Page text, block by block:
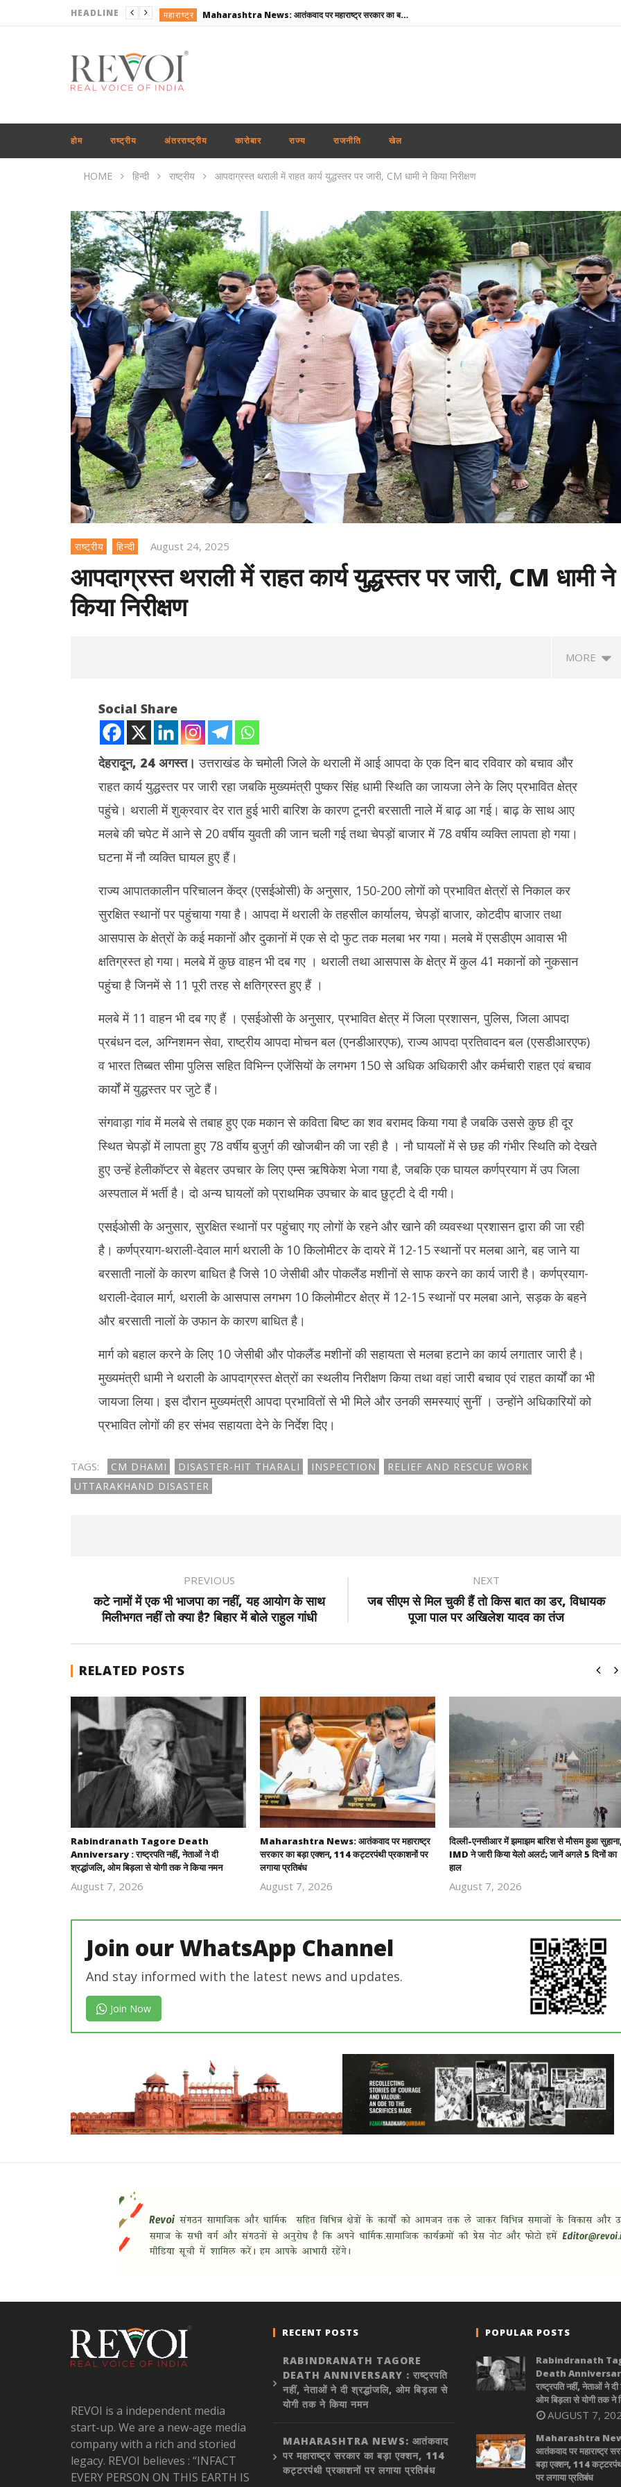
HEADLINE महाराष्ट्र Maharashtra News: आतंकवाद पर महाराष्ट्र सरकार का बड़ा एक्शन, 114 कट्टरपंथी प्रकाशनों पर लगाया प्रतिबंध
राष्ट्रीय
राष्ट्रीय
कारोबार Share Market Today: गिरावट के साथ खुला शेयर बाजार, सेंसेक्स 267 अंक टूटा, निफ्टी 24,600 के नीचे
राष्ट्रीय JPSC-JSSC Protest: 14वें दिन भी जारी छात्रों का आंदोलन, भूख हड़ताल पर अड़े अभ्यर्थी; पेपर लीक जांच की मांग तेज
राष्ट्रीय
अंतरराष्ट्रीय Instagram CSEAM: इंस्टाग्राम पर बच्चों के यौन शोषण से जुड़े 50 से अधिक मामलों पर NHRC सख्त, Meta को नोटिस
राष्ट्रीय Rabindranath Tagore Death Anniversary : राष्ट्रपति नहीं, नेताओं ने दी श्रद्धांजलि, ओम बिड़ला से योगी तक ने किया नमन
होम राष्ट्रीय अंतरराष्ट्रीय कारोबार राज्य राजनीति खेल
HOME हिन्दी राष्ट्रीय आपदाग्रस्त थराली में राहत कार्य युद्धस्तर पर जारी, CM धामी ने किया निरीक्षण
राष्ट्रीय हिन्दी August 24, 2025
आपदाग्रस्त थराली में राहत कार्य युद्धस्तर पर जारी, CM धामी ने
किया निरीक्षण
MORE
NOW VIEWING
आपदाग्रस्त थराली में राहत कार्य युद्धस्तर पर जारी,
CM धामी ने किया निरीक्षण
August
2025
Rabindranath Tagore Death
Anniversary : राष्ट्रपति नहीं, नेताओं ने दी
24,
2025
Maharashtra News: आतंकवाद पर
महाराष्ट्र सरकार का बड़ा एक्शन, 114 कट्टरपंथी
24,
2025
Social Share
देहरादून, 24 अगस्त। उत्तराखंड के चमोली जिले के थराली में आई आपदा के एक दिन बाद रविवार को बचाव और
राहत कार्य युद्धस्तर पर जारी रहा जबकि मुख्यमंत्री पुष्कर सिंह धामी स्थिति का जायजा लेने के लिए प्रभावित क्षेत्र
पहुंचे। थराली में शुक्रवार देर रात हुई भारी बारिश के कारण टूनरी बरसाती नाले में बाढ़ आ गई। बाढ़ के साथ आए
मलबे की चपेट में आने से 20 वर्षीय युवती की जान चली गई तथा चेपड़ों बाजार में 78 वर्षीय व्यक्ति लापता हो गया।
घटना में नौ व्यक्ति घायल हुए हैं।
राज्य आपातकालीन परिचालन केंद्र (एसईओसी) के अनुसार, 150-200 लोगों को प्रभावित क्षेत्रों से निकाल कर
सुरक्षित स्थानों पर पहुंचाया गया है। आपदा में थराली के तहसील कार्यालय, चेपड़ों बाजार, कोटदीप बाजार तथा
आसपास के क्षेत्रों के कई मकानों और दुकानों में एक से दो फुट तक मलबा भर गया। मलबे में एसडीएम आवास भी
क्षतिग्रस्त हो गया। मलबे में कुछ वाहन भी दब गए । थराली तथा आसपास के क्षेत्र में कुल 41 मकानों को नुकसान
पहुंचा है जिनमें से 11 पूरी तरह से क्षतिग्रस्त हुए हैं ।
मलबे में 11 वाहन भी दब गए हैं । एसईओसी के अनुसार, प्रभावित क्षेत्र में जिला प्रशासन, पुलिस, जिला आपदा
प्रबंधन दल, अग्निशमन सेवा, राष्ट्रीय आपदा मोचन बल (एनडीआरएफ), राज्य आपदा प्रतिवादन बल (एसडीआरएफ)
व भारत तिब्बत सीमा पुलिस सहित विभिन्न एजेंसियों के लगभग 150 से अधिक अधिकारी और कर्मचारी राहत एवं बचाव
कार्यों में युद्धस्तर पर जुटे हैं।
संगवाड़ा गांव में मलबे से तबाह हुए एक मकान से कविता बिष्ट का शव बरामद किया गया है जबकि उससे कुछ ही दूर
स्थित चेपड़ों में लापता हुए 78 वर्षीय बुजुर्ग की खोजबीन की जा रही है । नौ घायलों में से छह की गंभीर स्थिति को देखते
हुए उन्हें हेलीकॉप्टर से बेहतर उपचार के लिए एम्स ऋषिकेश भेजा गया है, जबकि एक घायल कर्णप्रयाग में उप जिला
अस्पताल में भर्ती है। दो अन्य घायलों को प्राथमिक उपचार के बाद छुट्टी दे दी गयी।
एसईओसी के अनुसार, सुरक्षित स्थानों पर पहुंचाए गए लोगों के रहने और खाने की व्यवस्था प्रशासन द्वारा की जा रही
है। कर्णप्रयाग-थराली-देवाल मार्ग थराली के 10 किलोमीटर के दायरे में 12-15 स्थानों पर मलबा आने, बह जाने या
बरसाती नालों के कारण बाधित है जिसे 10 जेसीबी और पोकलैंड मशीनों से साफ करने का कार्य जारी है। कर्णप्रयाग-
थराली-देवाल मार्ग, थराली के आसपास लगभग 10 किलोमीटर क्षेत्र में 12-15 स्थानों पर मलबा आने, सड़क के बहने
और बरसाती नालों के उफान के कारण बाधित है।
मार्ग को बहाल करने के लिए 10 जेसीबी और पोकलैंड मशीनों की सहायता से मलबा हटाने का कार्य लगातार जारी है।
मुख्यमंत्री धामी ने थराली के आपदाग्रस्त क्षेत्रों का स्थलीय निरीक्षण किया तथा वहां जारी बचाव एवं राहत कार्यों का भी
जायजा लिया। इस दौरान मुख्यमंत्री आपदा प्रभावितों से भी मिले और उनकी समस्याएं सुनीं । उन्होंने अधिकारियों को
प्रभावित लोगों की हर संभव सहायता देने के निर्देश दिए।
TAGS: CM DHAMI DISASTER-HIT THARALI INSPECTION
RELIEF AND RESCUE WORK
UTTARAKHAND DISASTER
PREVIOUS
कटे नामों में एक भी भाजपा का नहीं, यह आयोग के साथ
मिलीभगत नहीं तो क्या है? बिहार में बोले राहुल गांधी
NEXT
जब सीएम से मिल चुकी हैं तो किस बात का डर, विधायक
पूजा पाल पर अखिलेश यादव का तंज
RELATED POSTS
Rabindranath Tagore Death
Anniversary : राष्ट्रपति नहीं, नेताओं ने दी
श्रद्धांजलि, ओम बिड़ला से योगी तक ने किया नमन
August 7, 2026
Maharashtra News: आतंकवाद पर महाराष्ट्र
सरकार का बड़ा एक्शन, 114 कट्टरपंथी प्रकाशनों पर
लगाया प्रतिबंध
August 7, 2026
दिल्ली-एनसीआर में झमाझम बारिश से मौसम हुआ
IMD ने जारी किया येलो अलर्ट; जानें अगले 5 दिनों का
हाल
August 7, 2026
Join our WhatsApp Channel
And stay informed with the latest news and updates.
Join Now
REVOI is a independent media
start-up. We are a new-age media
company with a rich and storied
legacy. REVOI believes : “INFACT
EVERY PERSON ON THIS EARTH IS
RECENT POSTS
RABINDRANATH TAGORE
DEATH ANNIVERSARY : राष्ट्रपति
नहीं, नेताओं ने दी श्रद्धांजलि, ओम बिड़ला से
योगी तक ने किया नमन
MAHARASHTRA NEWS: आतंकवाद
पर महाराष्ट्र सरकार का बड़ा एक्शन, 114
कट्टरपंथी प्रकाशनों पर लगाया प्रतिबंध
POPULAR POSTS
Rabindranath
Death
राष्ट्रपति नहीं, नेताओं ने
ओम बिड़ला से योगी तक ने
AUGUST 7,
Maharashtra
आतंकवाद पर महाराष्ट्र
बड़ा एक्शन, 114
पर लगाया प्रतिबंध